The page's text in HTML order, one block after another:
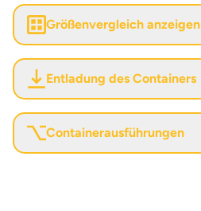
Größenvergleich anzeigen
Entladung des Containers
Containerausführungen